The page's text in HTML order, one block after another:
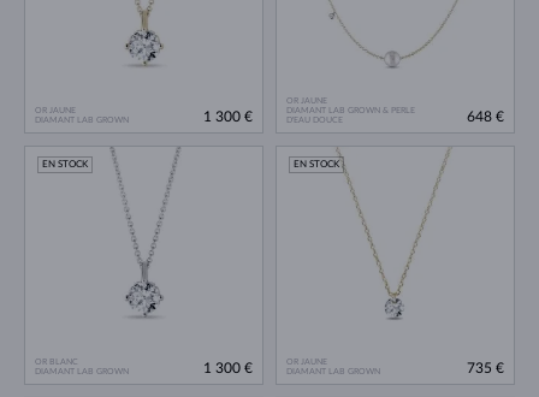
OR JAUNE
DIAMANT LAB GROWN
1 300 €
OR JAUNE
DIAMANT LAB GROWN & PERLE
D'EAU DOUCE
648 €
OR BLANC
DIAMANT LAB GROWN
EN STOCK
1 300 €
OR JAUNE
DIAMANT LAB GROWN
EN STOCK
735 €